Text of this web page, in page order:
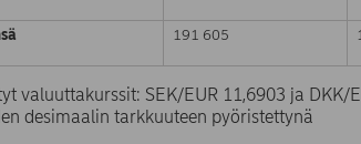
191 605
valuuttakurssit: SEK/EUR 11,6903 ja DKK/
desimaalin tarkkuuteen pyöristettynä